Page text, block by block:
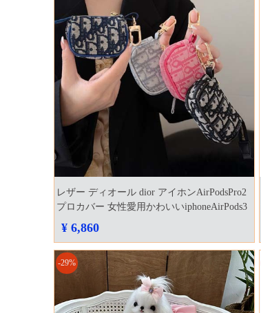
レザー ディオール dior アイホンAirPodsPro2
プロカバー 女性愛用かわいいiphoneAirPods3
カバー 高品質
¥ 6,860
-29%